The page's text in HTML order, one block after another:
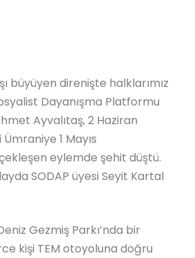
büyüyen direnişte halklarımız
Dayanışma Platformu
Ayvalıtaş, 2 Haziran
1 Mayıs
eylemde şehit düştü.
SODAP üyesi Seyit Kartal
Gezmiş Parkı’nda bir
kişi TEM otoyoluna doğru